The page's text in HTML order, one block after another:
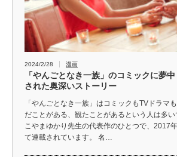
2024/2/28 漫画
「やんごとなき一族」のコミックに夢
された奥深いストーリー
「やんごとなき一族」はコミックもTVドラマ
だことがある、観たことがあるという人は多
こやまゆかり先生の代表作のひとつで、2017
て連載されています。 名…